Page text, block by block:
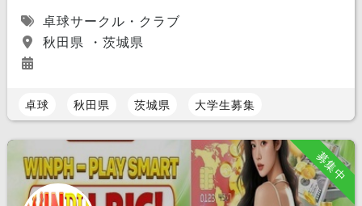
卓球サークル・クラブ
秋田県 ・茨城県
卓球 秋田県 茨城県 大学生募集
募集中